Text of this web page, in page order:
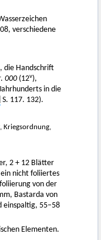
verschiedene
die Handschrift
000(12v),
in die
S. 117. 132).
Kriegsordnung,
2 + 12 Blätter
nicht foliiertes
von der
Bastarda von
einspaltig, 55–58
Elementen.